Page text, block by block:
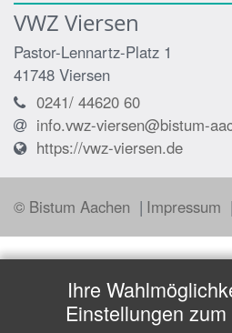
VWZ Viersen
Pastor-Lennartz-Platz 1
41748 Viersen
0241/ 44620 60
info.vwz-viersen@bistum-
https://vwz-viersen.de
© Bistum Aachen Impressum
Ihre
Einstellungen